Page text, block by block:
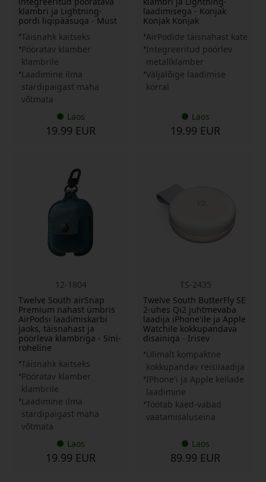
klambri ja Lightning-
pordi ligipääsuga - Must
Täisnahk kaitseks
Pööratav klamber
klambrile
Laadimine ilma
stardipaigast maha
võtmata
Laos
19.99 EUR
laadimisega - Konjak
Konjak Konjak
AirPodide täisnahast kate
Integreeritud pöörlev
metallklamber
Väljalõige laadimise
korral
Laos
19.99 EUR
12-1804
Twelve South airSnap
Premium nahast ümbris
AirPodsi laadimiskarbi
jaoks, täisnahast ja
pöörleva klambriga - Sini-
roheline
Täisnahk kaitseks
Pööratav klamber
klambrile
Laadimine ilma
stardipaigast maha
võtmata
Laos
19.99 EUR
TS-2435
Twelve South ButterFly SE
2-ühes Qi2 juhtmevaba
laadija iPhone'ile ja Apple
Watchile kokkupandava
disainiga - Irisev
Ülimalt kompaktne
kokkupandav reisilaadija
IPhone'i ja Apple kellade
laadimine
Töötab käed-vabad
vaatamisaluseina
Laos
89.99 EUR